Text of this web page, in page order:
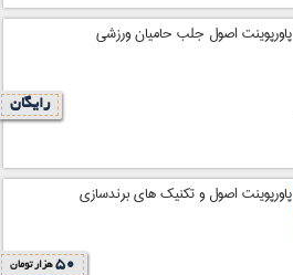
پاورپوینت اصول جلب حاميان ورزشي
رایگان
پاورپوینت اصول و تکنیک های برندسازی
50 هزار تومان